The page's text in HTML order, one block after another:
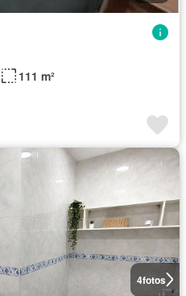
111 m²
4fotos